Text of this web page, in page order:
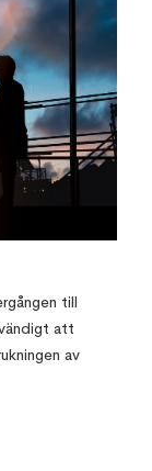
till
att
av